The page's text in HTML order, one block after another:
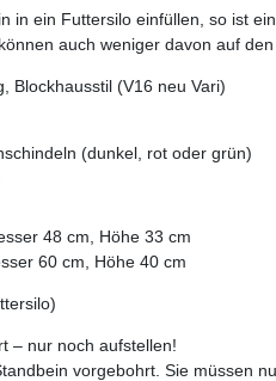
in ein Futtersilo einfüllen, so ist
auch weniger davon auf
Blockhausstil (V16 neu Vari)
(dunkel, rot oder grün)
48 cm, Höhe 33 cm
60 cm, Höhe 40 cm
– nur noch aufstellen!
vorgebohrt. Sie müssen